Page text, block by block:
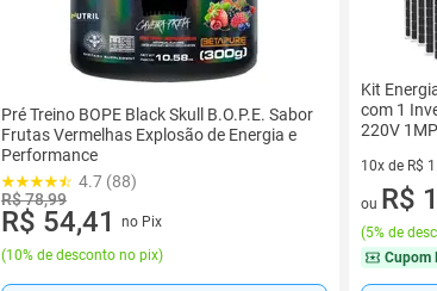
Pré Treino BOPE Black Skull B.O.P.E. Sabor
Frutas Vermelhas Explosão de Energia e
Performance
4.7 (88)
R$ 78,99
R$ 54,41
no Pix
(10% de desconto no pix)
Kit
com 1
220V
10x de R$
10 vez de
ou R$
(5% de
Cupom